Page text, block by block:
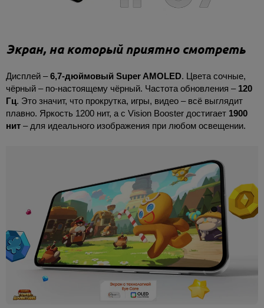
Экран, на который приятно смотреть
Дисплей –6,7-дюймовый Super AMOLED. Цвета сочные,
чёрный – по-настоящему чёрный. Частота обновления – 120
Гц. Это значит, что прокрутка, игры, видео – всё выглядит
плавно. Яркость 1200 нит, а с Vision Booster достигает 1900
нит – для идеального изображения при любом освещении.